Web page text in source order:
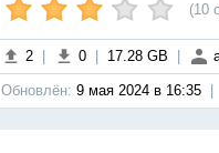
(10
2 0 17.28 GB
Обновлён: 9 мая 2024 в 16:35